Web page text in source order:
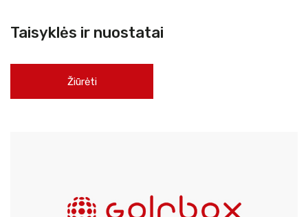
Taisyklės ir nuostatai
Žiūrėti